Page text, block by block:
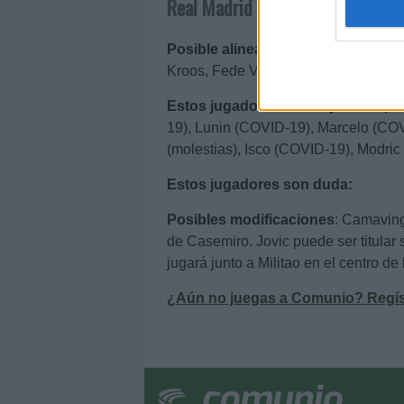
I want
web or
I want
I want
Real Madrid
Posible alineación
Kroos, Fede Valverde – Hazard
Estos jugadores son baja: Bale
19), Lunin (COVID-19), Marcelo
(molestias), Isco (COVID-19),
Estos jugadores son duda:
Posibles modificaciones:
de Casemiro. Jovic puede ser
jugará junto a Militao en el centro de
¿Aún no juegas a Comunio?